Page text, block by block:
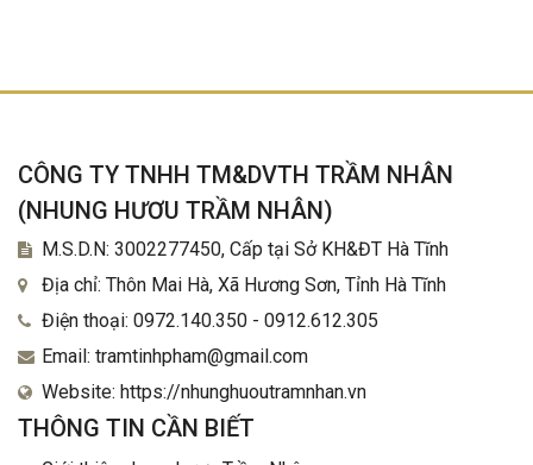
truyền, phối hợp với một số cơ quan hữu quan tổ chức tại nhà
CÔNG TY TNHH TM&DVTH TRẦM NHÂN
(NHUNG HƯƠU TRẦM NHÂN)
M.S.D.N: 3002277450, Cấp tại Sở KH&ĐT Hà Tĩnh
Địa chỉ: Thôn Mai Hà, Xã Hương Sơn, Tỉnh Hà Tĩnh
Điện thoại: 0972.140.350 - 0912.612.305
Email: tramtinhpham@gmail.com
Website: https://nhunghuoutramnhan.vn
THÔNG TIN CẦN BIẾT